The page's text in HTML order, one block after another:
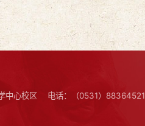
中心校区 电话：（0531）88364521